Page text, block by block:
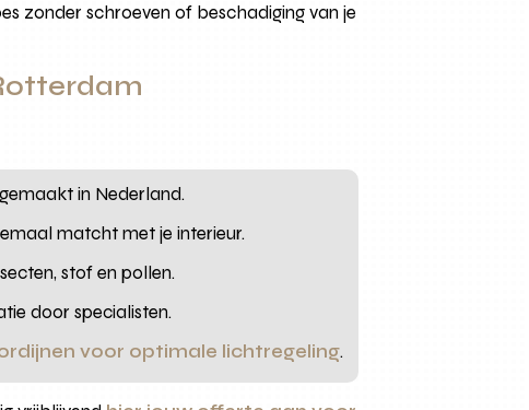
zonder schroeven of beschadiging van je
in Nederland.
matcht met je interieur.
stof en pollen.
door specialisten.
voor optimale lichtregeling.